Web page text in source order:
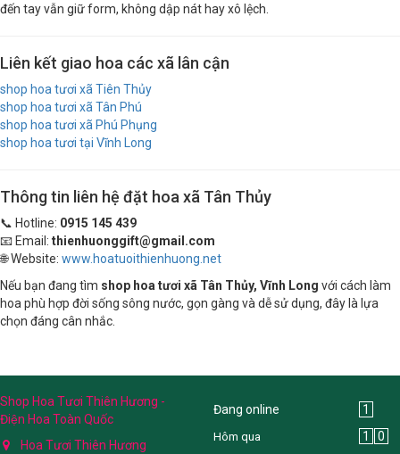
đến tay vẫn giữ form, không dập nát hay xô lệch.
Liên kết giao hoa các xã lân cận
shop hoa tươi xã Tiên Thủy
shop hoa tươi xã Tân Phú
shop hoa tươi xã Phú Phụng
shop hoa tươi tại Vĩnh Long
Thông tin liên hệ đặt hoa xã Tân Thủy
📞 Hotline: 0915 145 439
📧 Email: thienhuonggift@gmail.com
🌐 Website: www.hoatuoithienhuong.net
Nếu bạn đang tìm shop hoa tươi xã Tân Thủy, Vĩnh Long với cách làm
hoa phù hợp đời sống sông nước, gọn gàng và dễ sử dụng, đây là lựa
chọn đáng cân nhắc.
Shop Hoa Tươi Thiên Hương -
Điện Hoa Toàn Quốc
Hoa Tươi Thiên Hương
Đang online 1
Hôm qua 1 0